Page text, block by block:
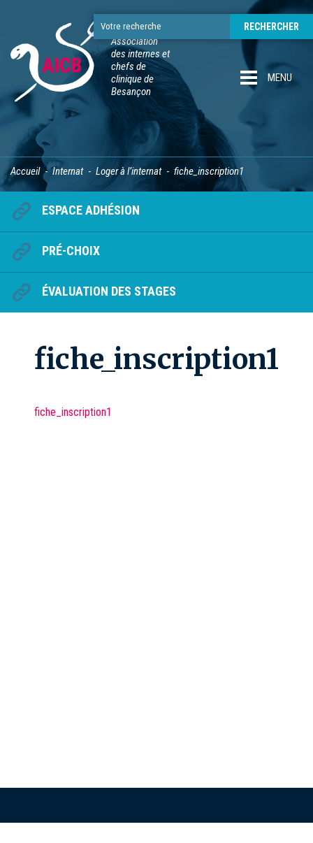
Association
des internes et
chefs de
clinique de
Besançon
MENU
Accueil Internat Loger à l’internat fiche_inscription1
ESPACE ADHÉSION
PRÉ-CHOIX
ÉVALUATION DES STAGES
fiche_inscription1
fiche_inscription1